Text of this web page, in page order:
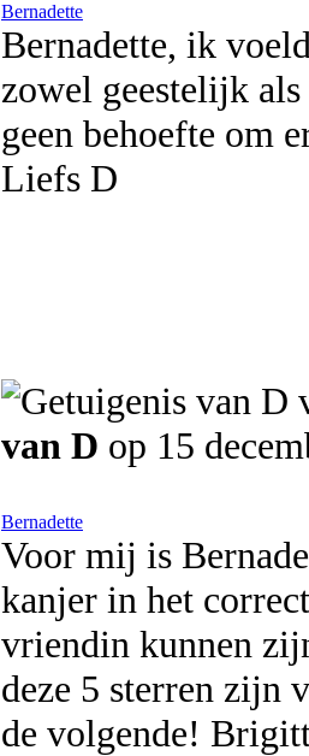
Bernadette
Bernadette, ik
zowel geestelijk
geen behoefte om
Liefs D
van D op 15
Bernadette
Voor mij is
kanjer in het
vriendin kunnen
deze 5 sterren zijn
de volgende!